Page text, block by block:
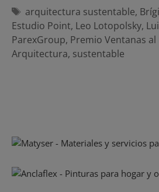
Etiquetas
arquitectura sustentable,
Estudio Point, Leo Lotopolsky,
ParexGroup, Premio Ventanas
Arquitectura, sustentable